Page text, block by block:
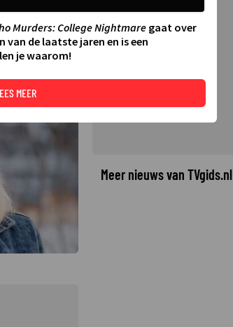
©
Meer nieuws van TVgids.nl
Murders: College Nightmaregaat over
de laatste jaren en is een
je waarom!
MEER